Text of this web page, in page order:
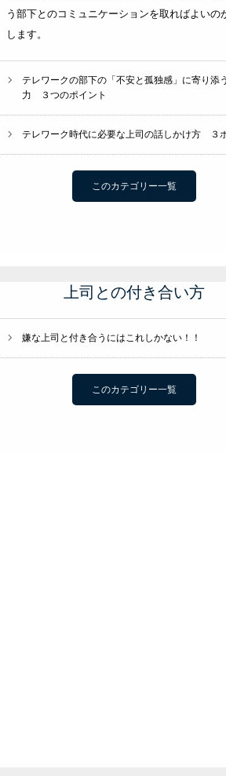
う部下とのコミュニケーションを取ればよいの
します。
テレワークの部下の「不安と孤独感」に寄り添
力 ３つのポイント
テレワーク時代に必要な上司の話しかけ方 ３
このカテゴリー一覧
上司との付き合い方
嫌な上司と付き合うにはこれしかない！！
このカテゴリー一覧